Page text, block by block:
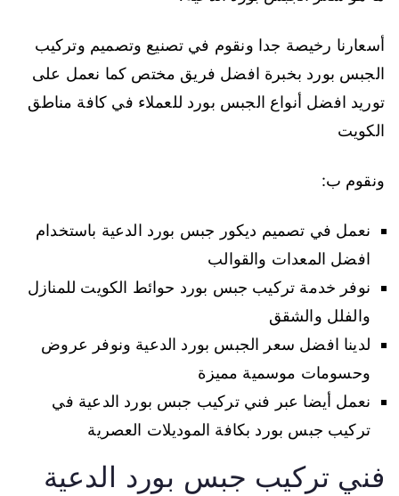
أسعارنا رخيصة جدا ونقوم في تصنيع وتصميم وتركيب
الجبس بورد بخبرة افضل فريق مختص كما نعمل على
توريد افضل أنواع الجبس بورد للعملاء في كافة مناطق
الكويت
ونقوم ب:
نعمل في تصميم ديكور جبس بورد الدعية باستخدام
افضل المعدات والقوالب
نوفر خدمة تركيب جبس بورد حوائط الكويت للمنازل
والفلل والشقق
لدينا افضل سعر الجبس بورد الدعية ونوفر عروض
وحسومات موسمية مميزة
نعمل أيضا عبر فني تركيب جبس بورد الدعية في
تركيب جبس بورد بكافة الموديلات العصرية
فني تركيب جبس بورد الدعية